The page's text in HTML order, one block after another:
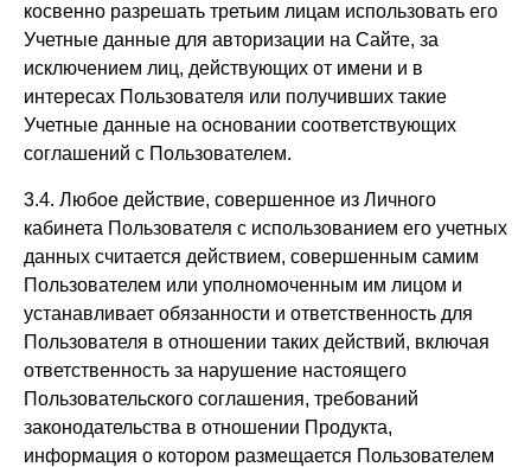
косвенно разрешать третьим лицам использовать его
Учетные данные для авторизации на Сайте, за
исключением лиц, действующих от имени и в
интересах Пользователя или получивших такие
Учетные данные на основании соответствующих
соглашений с Пользователем.
3.4. Любое действие, совершенное из Личного
кабинета Пользователя с использованием его учетных
данных считается действием, совершенным самим
Пользователем или уполномоченным им лицом и
устанавливает обязанности и ответственность для
Пользователя в отношении таких действий, включая
ответственность за нарушение настоящего
Пользовательского соглашения, требований
законодательства в отношении Продукта,
информация о котором размещается Пользователем